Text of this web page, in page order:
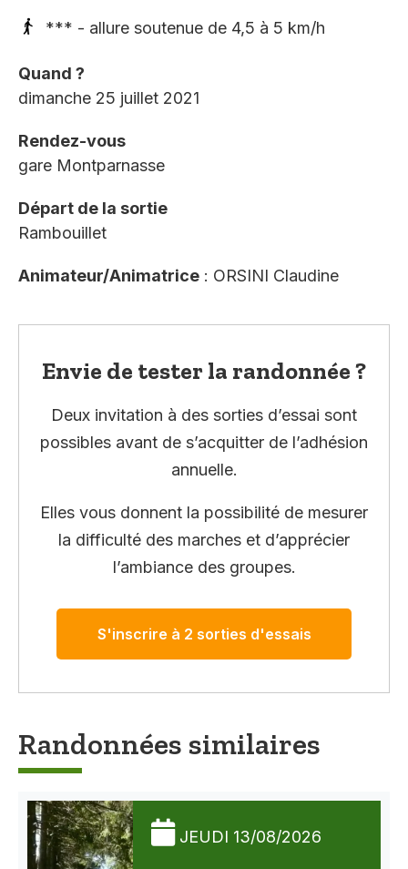
*** - allure soutenue de 4,5 à 5 km/h
Quand ?
dimanche 25 juillet 2021
Rendez-vous
gare Montparnasse
Départ de la sortie
Rambouillet
Animateur/Animatrice : ORSINI Claudine
Envie de tester la randonnée ?
Deux invitation à des sorties d’essai sont
possibles avant de s’acquitter de l’adhésion
annuelle.
Elles vous donnent la possibilité de mesurer
la difficulté des marches et d’apprécier
l’ambiance des groupes.
S'inscrire à 2 sorties d'essais
Randonnées similaires
JEUDI 13/08/2026